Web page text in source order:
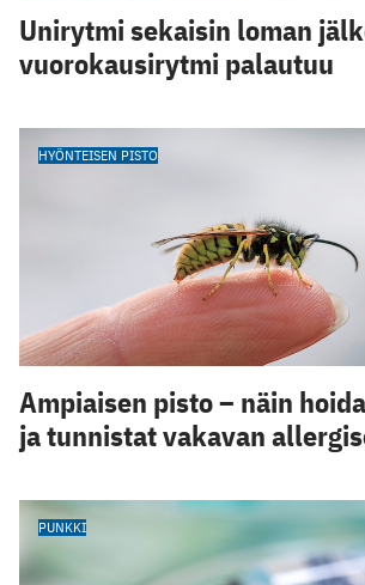
Unirytmi sekaisin loman
vuorokausirytmi palautuu
HYÖNTEISEN PISTO
Ampiaisen pisto – näin
ja tunnistat vakavan
PUNKKI